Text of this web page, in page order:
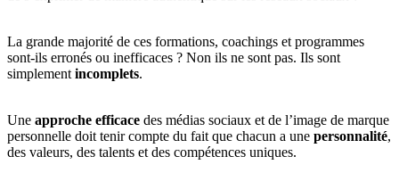
La grande majorité de ces formations, coachings et programmes
sont-ils erronés ou inefficaces ? Non ils ne sont pas. Ils sont
simplement incomplets.
Une approche efficace des médias sociaux et de l’image de marque
personnelle doit tenir compte du fait que chacun a une personnalité,
des valeurs, des talents et des compétences uniques.